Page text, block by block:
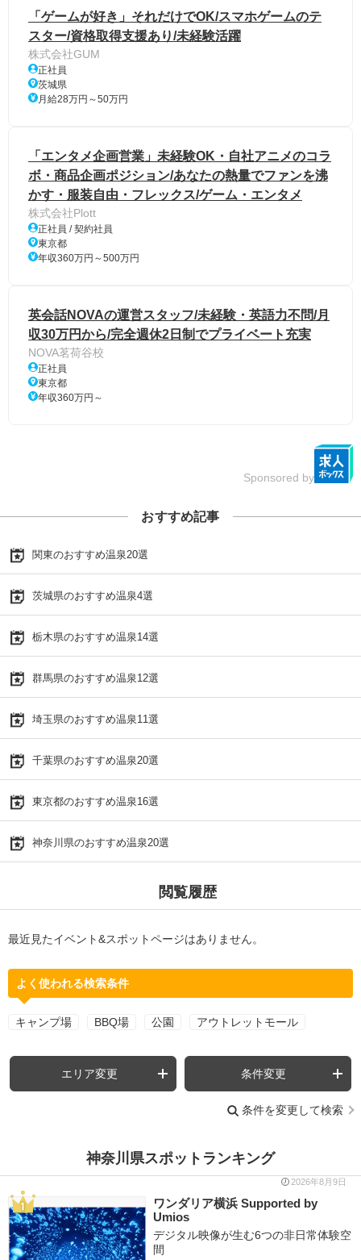
「ゲームが好き」それだけでOK/スマホゲームのテ
スター/資格取得支援あり/未経験活躍
株式会社GUM
正社員
茨城県
月給28万円～50万円
「エンタメ企画営業」未経験OK・自社アニメのコラ
ボ・商品企画ポジション/あなたの熱量でファンを沸
かす・服装自由・フレックス/ゲーム・エンタメ
株式会社Plott
正社員 / 契約社員
東京都
年収360万円～500万円
英会話NOVAの運営スタッフ/未経験・英語力不問/月
収30万円から/完全週休2日制でプライベート充実
NOVA茗荷谷校
正社員
東京都
年収360万円～
Sponsored by
おすすめ記事
関東のおすすめ温泉20選
茨城県のおすすめ温泉4選
栃木県のおすすめ温泉14選
群馬県のおすすめ温泉12選
埼玉県のおすすめ温泉11選
千葉県のおすすめ温泉20選
東京都のおすすめ温泉16選
神奈川県のおすすめ温泉20選
閲覧履歴
最近見たイベント&スポットページはありません。
よく使われる検索条件
キャンプ場 BBQ場 公園 アウトレットモール
エリア変更 条件変更
条件を変更して検索
神奈川県スポットランキング
2026年8月9日
ワンダリア横浜 Supported by
Umios
デジタル映像が生む6つの非日常体験空
間